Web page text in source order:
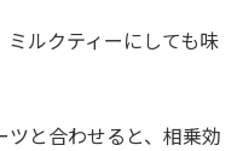
ルクティーにしても味
と合わせると、相乗効